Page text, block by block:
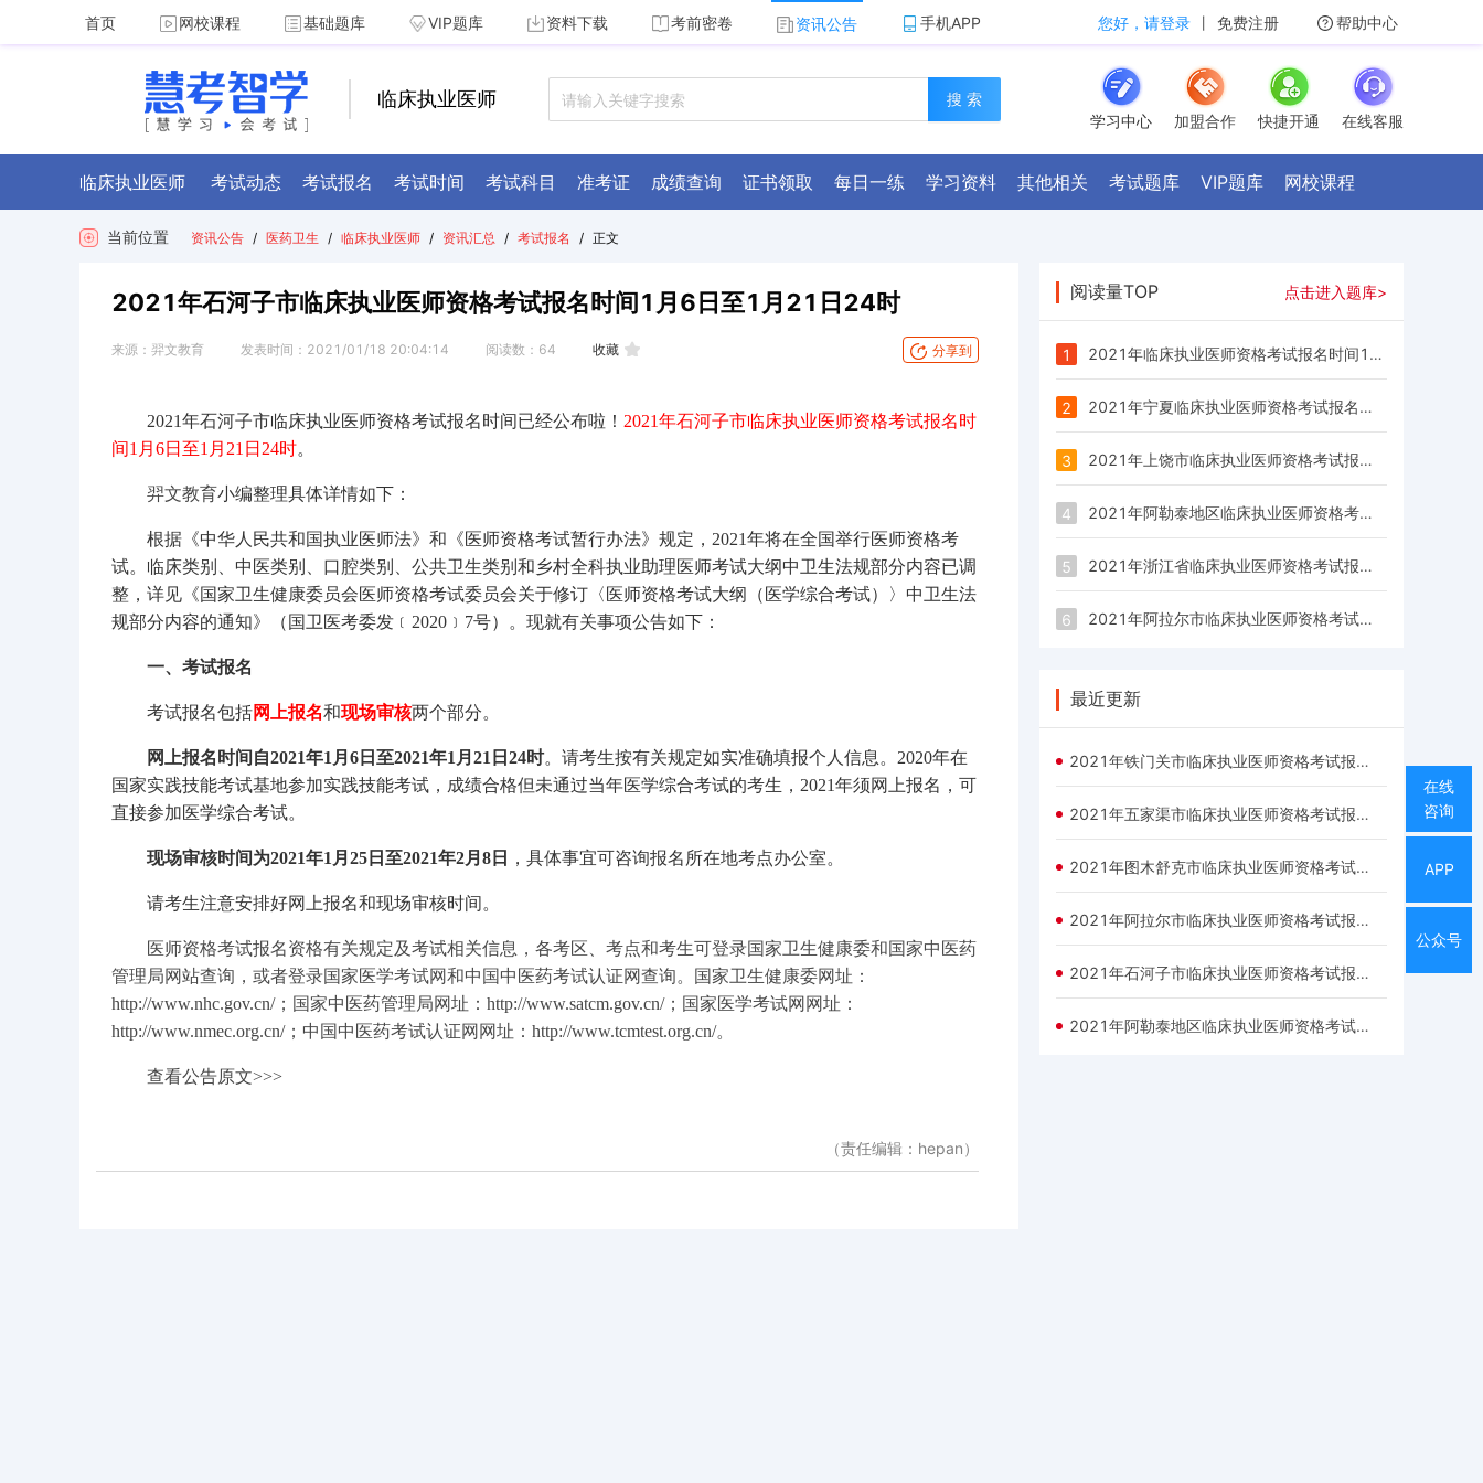
首页 网校课程 基础题库 VIP题库 资料下载 考前密卷 资讯公告 手机APP 您好，请登录 丨 免费注册 帮助中心
在线
咨询
APP
公众号
临床执业医师
搜 索
学习中心
加盟合作 快捷开通 在线客服
临床执业医师 考试动态 考试报名 考试时间 考试科目 准考证 成绩查询 证书领取 每日一练 学习资料 其他相关 考试题库 VIP题库 网校课程
当前位置 资讯公告 / 医药卫生 / 临床执业医师 / 资讯汇总 / 考试报名 / 正文
2021年石河子市临床执业医师资格考试报名时间1月6日至1月21日24时
来源： 羿文教育 发表时间： 2021/01/18 20:04:14 阅读数： 64 收藏 分享到
2021年石河子市临床执业医师资格考试报名时间已经公布啦！ 2021年石河子市临床执业医师资格考试报名时
间1月6日至1月21日24时。
羿文教育小编整理具体详情如下：
根据《中华人民共和国执业医师法》和《医师资格考试暂行办法》规定，2021年将在全国举行医师资格考
试。临床类别、中医类别、口腔类别、公共卫生类别和乡村全科执业助理医师考试大纲中卫生法规部分内容已调
整，详见《国家卫生健康委员会医师资格考试委员会关于修订〈医师资格考试大纲（医学综合考试）〉中卫生法
规部分内容的通知》（国卫医考委发﹝2020﹞7号）。现就有关事项公告如下：
一、考试报名
考试报名包括网上报名和现场审核两个部分。
网上报名时间自2021年1月6日至2021年1月21日24时。请考生按有关规定如实准确填报个人信息。2020年在
国家实践技能考试基地参加实践技能考试，成绩合格但未通过当年医学综合考试的考生，2021年须网上报名，可
直接参加医学综合考试。
现场审核时间为2021年1月25日至2021年2月8日 ，具体事宜可咨询报名所在地考点办公室。
请考生注意安排好网上报名和现场审核时间。
医师资格考试报名资格有关规定及考试相关信息，各考区、考点和考生可登录国家卫生健康委和国家中医药
管理局网站查询，或者登录国家医学考试网和中国中医药考试认证网查询。国家卫生健康委网址：
http://www.nhc.gov.cn/；国家中医药管理局网址： http://www.satcm.gov.cn/；国家医学考试网网址：
http://www.nmec.org.cn/；中国中医药考试认证网网址： http://www.tcmtest.org.cn/。
查看公告原文>>>
（责任编辑：hepan）
阅读量TOP 点击进入题库>
1 2021年临床执业医师资格考试报名时间1月6日至1月21日24时
2 2021年宁夏临床执业医师资格考试报名时间1月6日至1月21日24时
3 2021年上饶市临床执业医师资格考试报名时间1月6日至1月21日24时
4 2021年阿勒泰地区临床执业医师资格考试报名时间1月6日至1月21日24时
5 2021年浙江省临床执业医师资格考试报名时间1月6日至1月21日24时
6 2021年阿拉尔市临床执业医师资格考试报名时间1月6日至1月21日24时
最近更新
2021年铁门关市临床执业医师资格考试报名时间1月6日至1月21日24时
2021年五家渠市临床执业医师资格考试报名时间1月6日至1月21日24时
2021年图木舒克市临床执业医师资格考试报名时间1月6日至1月21日24时
2021年阿拉尔市临床执业医师资格考试报名时间1月6日至1月21日24时
2021年石河子市临床执业医师资格考试报名时间1月6日至1月21日24时
2021年阿勒泰地区临床执业医师资格考试报名时间1月6日至1月21日24时